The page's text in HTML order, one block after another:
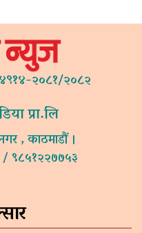
२०८१/२०८२
प्रा.लि
, काठमाडौं ।
९८५१२२७७५३